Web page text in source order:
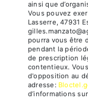
ainsi que
Vous pouvez
Lasserre, 47931
pourra vous être
pendant la
de prescription
contentieux.
d'opposition au
adresse:
d’informations